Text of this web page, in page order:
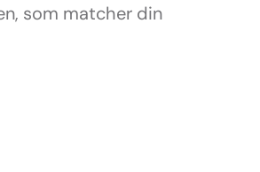
som matcher din